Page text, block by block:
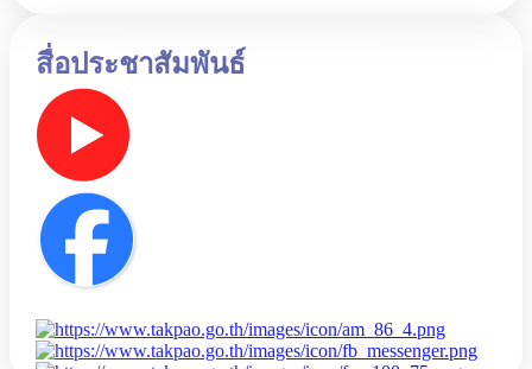
สื่อประชาสัมพันธ์